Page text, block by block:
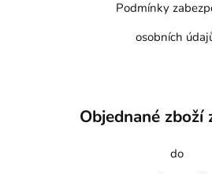
Podmínky
osobních
Objednané zboží
do